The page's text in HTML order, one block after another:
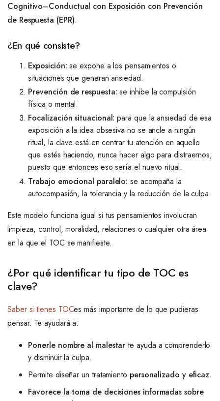
Cognitivo–Conductual con Exposición con Prevención
de Respuesta (EPR).
¿En qué consiste?
Exposición: se expone a los pensamientos o
situaciones que generan ansiedad.
Prevención de respuesta: se inhibe la compulsión
física o mental.
Focalización situacional: para que la ansiedad de esa
exposición a la idea obsesiva no se ancle a ningún
ritual, la clave está en centrar tu atención en aquello
que estés haciendo, nunca hacer algo para distraernos,
puesto que entonces eso sería el nuevo ritual.
Trabajo emocional paralelo: se acompaña la
autocompasión, la tolerancia y la reducción de la culpa.
Este modelo funciona igual si tus pensamientos involucran
limpieza, control, moralidad, relaciones o cualquier otra área
en la que el TOC se manifieste.
¿Por qué identificar tu tipo de TOC es
clave?
Saber si tienes TOCes más importante de lo que pudieras
pensar. Te ayudará a:
Ponerle nombre al malestar te ayuda a comprenderlo
y disminuir la culpa.
Permite diseñar un tratamiento personalizado y eficaz.
Favorece la toma de decisiones informadas sobre